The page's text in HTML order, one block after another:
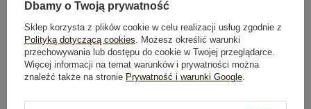
Dostawaod 7,99 zł
Do darmowej dostawy brakuje 200,00 zł
Dbamy o Twoją prywatność
Sklep korzysta z plików cookie w celu realizacji usług zgodnie z
Polityką dotyczącą cookies. Możesz określić warunki
przechowywania lub dostępu do cookie w Twojej przeglądarce.
Więcej informacji na temat warunków i prywatności można
znaleźć także na stronie Prywatność i warunki Google.